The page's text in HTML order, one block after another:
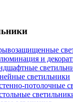
и
светильники
потолочные